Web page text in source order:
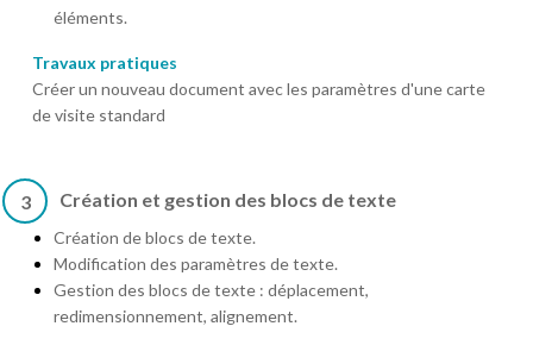
éléments.
Travaux pratiques
Créer un nouveau document avec les paramètres d'une carte
de visite standard
3 Création et gestion des blocs de texte
Création de blocs de texte.
Modification des paramètres de texte.
Gestion des blocs de texte : déplacement,
redimensionnement, alignement.